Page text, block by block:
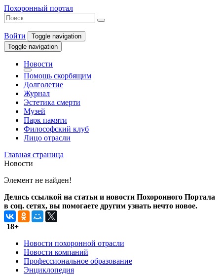
Похоронный портал
Войти
Toggle navigation
Toggle navigation
Новости
Помощь скорбящим
Долголетие
Журнал
Эстетика смерти
Музей
Парк памяти
Философский клуб
Лицо отрасли
Главная страница
Новости
Элемент не найден!
Делясь ссылкой на статьи и новости Похоронного Портала
в соц. сетях, вы помогаете другим узнать нечто новое.
18+
Новости похоронной отрасли
Новости компаний
Профессиональное образование
Энциклопедия